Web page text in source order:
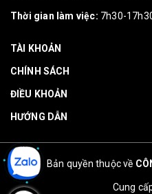
Thời gian làm việc: 7h30-
TÀI KHOẢN
CHÍNH SÁCH
ĐIỀU KHOẢN
HƯỚNG DẪN
Bản quyền thuộc về
Cung